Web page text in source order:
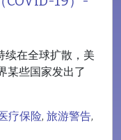
续在全球扩散，美
某些国家发出了
疗保险, 旅游警告,